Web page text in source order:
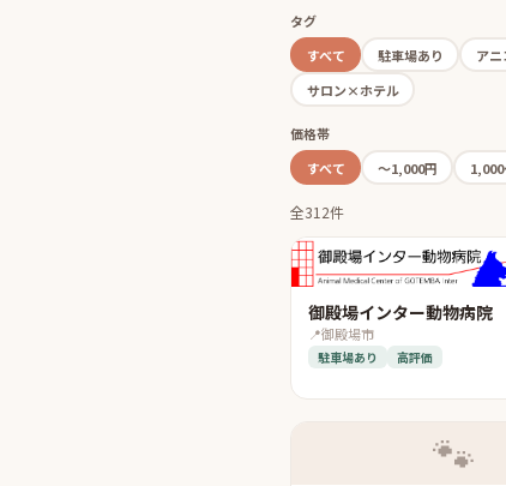
タグ
すべて
駐車場あり ア
サロン×ホテル
価格帯
すべて
〜1,000円
全312件
御殿場インター動物病院
📍御殿場市
駐車場あり 高評価
🐾